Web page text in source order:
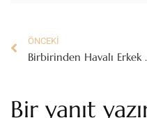
ÖNCEKI
Birbirinden
Bir yanıt